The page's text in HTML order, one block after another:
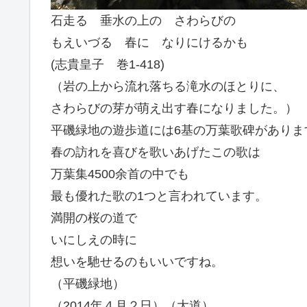
石走る 垂水の上の さわらびの
もえいづる 春に なりにけるかも
(志貴皇子 巻1-418)
（岩の上から流れ落ちる滝水のほとりに、
さわらびの芽が萌え出す春になりました。）
平磯緑地の遊歩道には6基の万葉歌碑がありま
春の訪れを喜びを歌いあげたこの歌は
万葉集4500余首の中でも
最も優れた歌の1つと言われています。
満開の桜の道で
いにしえの時に
想いを馳せるのもいいですね。
（平磯緑地）